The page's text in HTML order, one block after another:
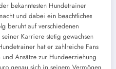
bekanntesten Hundetrainer
und dabei ein beachtliches
beruht auf verschiedenen
Karriere stetig gewachsen
hat er zahlreiche Fans
Ansätze zur Hundeerziehung